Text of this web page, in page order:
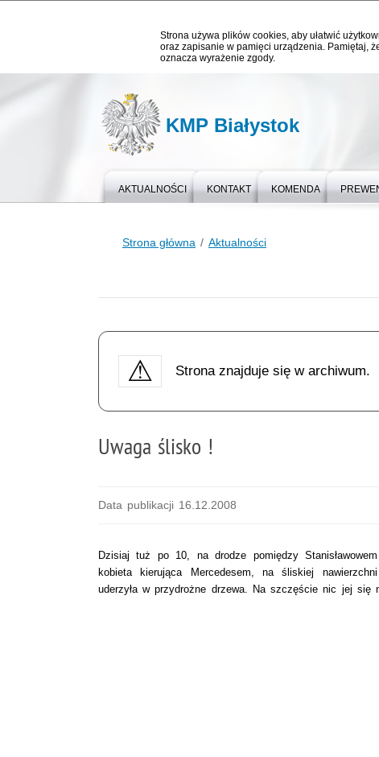
Strona używa plików cookies, aby ułatwić
oraz zapisanie w pamięci urządzenia. Pamiętaj,
oznacza wyrażenie zgody.
KMP Białystok
AKTUALNOŚCI KONTAKT KOMENDA
Strona główna Aktualności
Strona znajduje się w archiwum.
Uwaga ślisko !
Data publikacji 16.12.2008
Dzisiaj tuż po 10, na drodze pomiędzy
kobieta kierująca Mercedesem, na śliskiej
uderzyła w przydrożne drzewa. Na szczęście nic jej się